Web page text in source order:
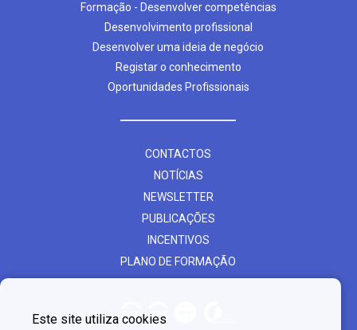
Formação - Desenvolver competências
Desenvolvimento profissional
Desenvolver uma ideia de negócio
Registar o conhecimento
Oportunidades Profissionais
CONTACTOS
NOTÍCIAS
NEWSLETTER
PUBLICAÇÕES
INCENTIVOS
PLANO DE FORMAÇÃO
Este site utiliza cookies